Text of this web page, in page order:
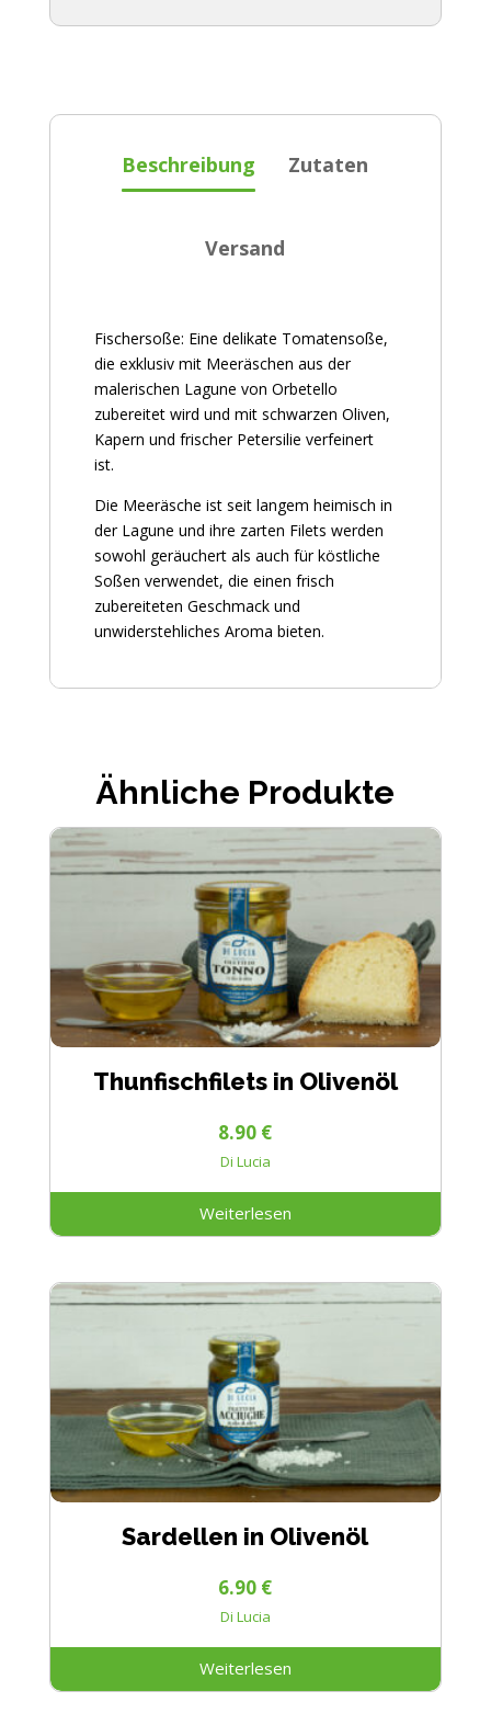
Beschreibung Zutaten
Versand
Fischersoße: Eine delikate Tomatensoße,
die exklusiv mit Meeräschen aus der
malerischen Lagune von Orbetello
zubereitet wird und mit schwarzen Oliven,
Kapern und frischer Petersilie verfeinert
ist.
Die Meeräsche ist seit langem heimisch in
der Lagune und ihre zarten Filets werden
sowohl geräuchert als auch für köstliche
Soßen verwendet, die einen frisch
zubereiteten Geschmack und
unwiderstehliches Aroma bieten.
Ähnliche Produkte
Thunfischfilets in Olivenöl
Di Lucia
8.90 €
Weiterlesen
Sardellen in Olivenöl
Di Lucia
6.90 €
Weiterlesen